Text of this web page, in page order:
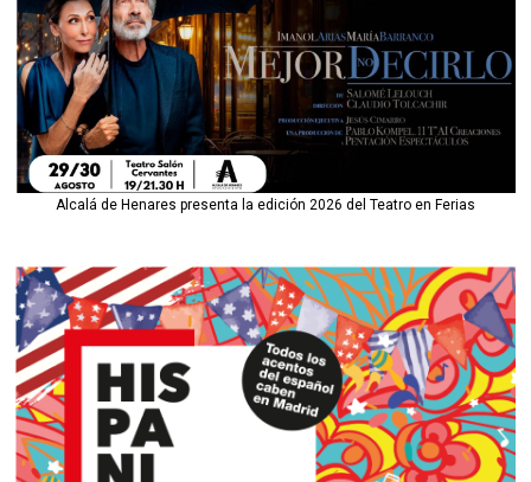
Alcalá de Henares presenta la edición 2026 del Teatro en Ferias